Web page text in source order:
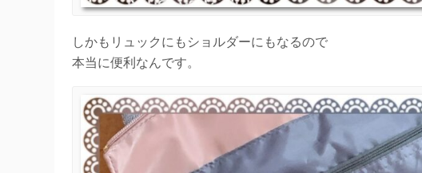
しかもリュックにもショルダーにもなるので
本当に便利なんです。